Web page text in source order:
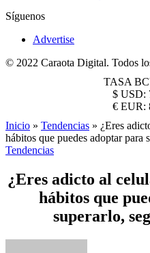
Síguenos
Advertise
© 2022 Caraota Digital. Todos
TASA
$ USD:
€ EUR:
Inicio » Tendencias » ¿Eres
hábitos que puedes adoptar para
Tendencias
¿Eres adicto al
hábitos que
superarlo,